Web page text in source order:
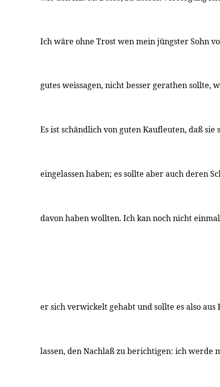
Ich wäre ohne Trost wen mein jüngster Sohn
gutes weissagen, nicht besser gerathen sollte,
Es ist schändlich von guten Kaufleuten, daß sie
eingelassen haben; es sollte aber auch deren
davon haben wollten. Ich kan noch nicht
er sich verwickelt gehabt und sollte es also
lassen, den Nachlaß zu berichtigen: ich werde